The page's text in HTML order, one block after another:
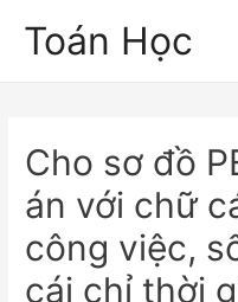
Toán Học
Cho sơ đồ
án với chữ
công việc,
cái chỉ thời